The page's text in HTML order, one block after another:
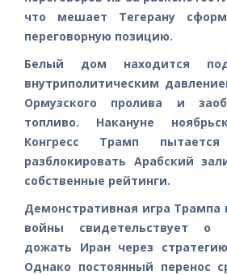
что мешает Тегерану
переговорную позицию.
Белый дом находится
внутриполитическим
Ормузского пролива и
топливо. Накануне
Конгресс Трамп
разблокировать Арабский
собственные рейтинги.
Демонстративная игра Трампа
войны свидетельствует о
дожать Иран через
Однако постоянный перенос